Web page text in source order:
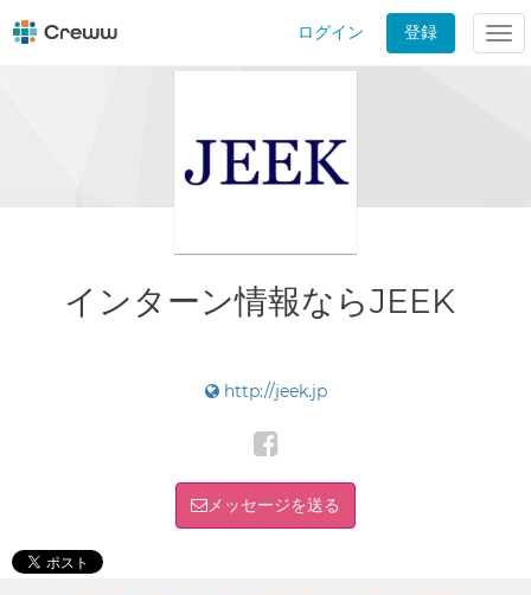
ログイン 登録
インターン情報ならJEEK
http://jeek.jp
メッセージを送る